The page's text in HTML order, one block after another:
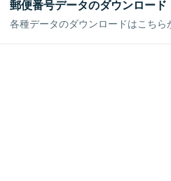
郵便番号データのダウンロード
各種データのダウンロードはこちら